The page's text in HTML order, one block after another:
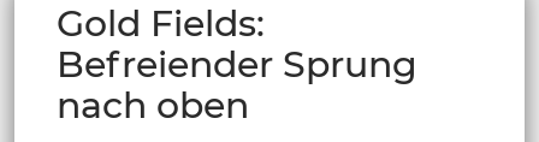
Gold Fields:
Befreiender Sprung
nach oben